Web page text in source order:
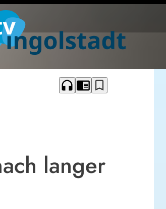
headphones chrome_reader_mode bookmark_border
langer